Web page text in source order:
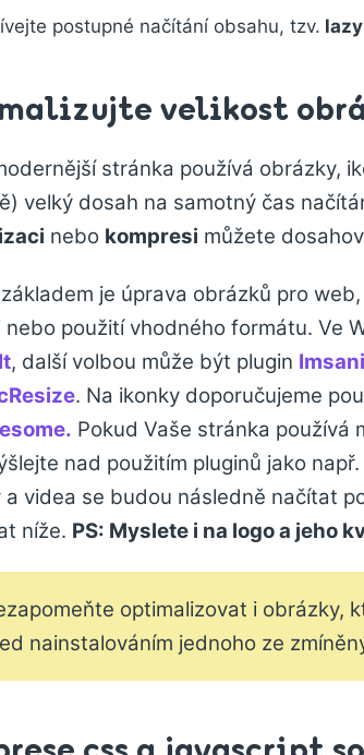
postupné načítání obsahu, tzv.
velikost
stránka používá obrázky,
velký dosah na samotný čas
nebo kompresi můžete
je úprava obrázků pro
nebo použití vhodného formátu. Ve
, další volbou může být plugin
. Na ikonky doporučujeme
Pokud Vaše stránka používá
nad použitím pluginů jako např.
a videa se budou následně načítat
níže. PS: Myslete i na logo a jeho
optimalizovat i obrázky,
nainstalováním jednoho ze